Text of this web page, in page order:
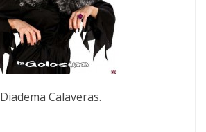
Diadema Calaveras.